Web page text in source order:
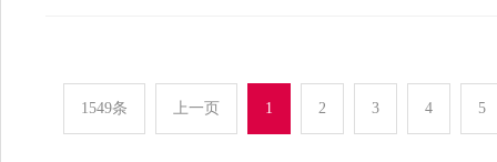
1549条 上一页 1 2 3 4 5